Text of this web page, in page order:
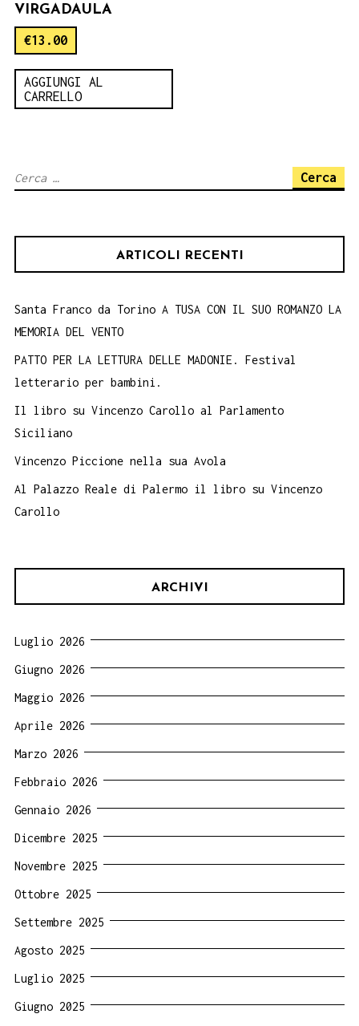
VIRGADAULA
€13.00
AGGIUNGI AL
CARRELLO
Ricerca
ARTICOLI RECENTI
Santa Franco da Torino A TUSA CON IL SUO ROMANZO LA
MEMORIA DEL VENTO
PATTO PER LA LETTURA DELLE MADONIE. Festival
letterario per bambini.
Il libro su Vincenzo Carollo al Parlamento
Siciliano
Vincenzo Piccione nella sua Avola
Al Palazzo Reale di Palermo il libro su Vincenzo
Carollo
ARCHIVI
Luglio 2026
Giugno 2026
Maggio 2026
Aprile 2026
Marzo 2026
Febbraio 2026
Gennaio 2026
Dicembre 2025
Novembre 2025
Ottobre 2025
Settembre 2025
Agosto 2025
Luglio 2025
Giugno 2025